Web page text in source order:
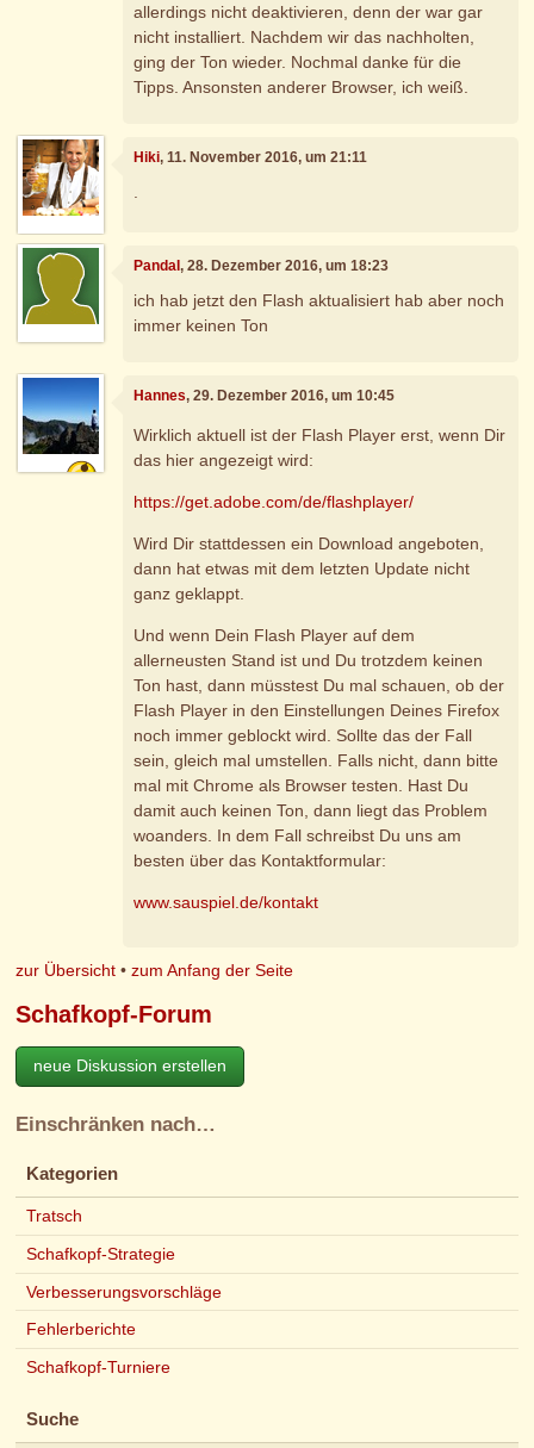
allerdings nicht deaktivieren, denn der war gar
nicht installiert. Nachdem wir das nachholten,
ging der Ton wieder. Nochmal danke für die
Tipps. Ansonsten anderer Browser, ich weiß.
Hiki, 11. November 2016, um 21:11
PandaI, 28. Dezember 2016, um 18:23
ich hab jetzt den Flash aktualisiert hab aber noch
immer keinen Ton
Hannes, 29. Dezember 2016, um 10:45
Wirklich aktuell ist der Flash Player erst, wenn Dir
das hier angezeigt wird:
https://get.adobe.com/de/flashplayer/
Wird Dir stattdessen ein Download angeboten,
dann hat etwas mit dem letzten Update nicht
ganz geklappt.
Und wenn Dein Flash Player auf dem
allerneusten Stand ist und Du trotzdem keinen
Ton hast, dann müsstest Du mal schauen, ob der
Flash Player in den Einstellungen Deines Firefox
noch immer geblockt wird. Sollte das der Fall
sein, gleich mal umstellen. Falls nicht, dann bitte
mal mit Chrome als Browser testen. Hast Du
damit auch keinen Ton, dann liegt das Problem
woanders. In dem Fall schreibst Du uns am
besten über das Kontaktformular:
www.sauspiel.de/kontakt
zur Übersicht •zum Anfang der Seite
Schafkopf-Forum
neue Diskussion erstellen
Einschränken nach…
Kategorien
Tratsch
Schafkopf-Strategie
Verbesserungsvorschläge
Fehlerberichte
Schafkopf-Turniere
Suche